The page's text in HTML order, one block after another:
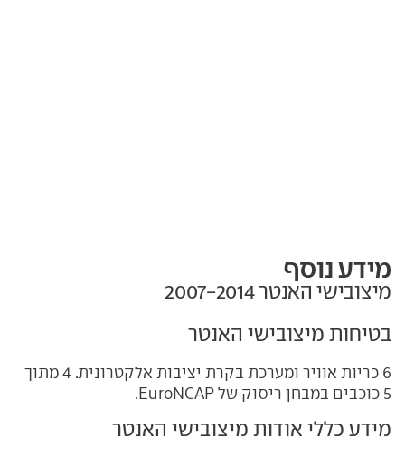
מידע נוסף
מיצובישי האנטר‏ 2007-2014
בטיחות מיצובישי האנטר
6 כריות אוויר ומערכת בקרת יציבות אלקטרונית.
4 מתוך
5 כוכבים במבחן ריסוק של
EuroNCAP
.
מידע כללי אודות מיצובישי האנטר